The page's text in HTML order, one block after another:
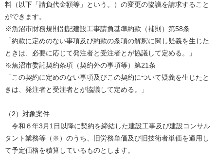
料（以下「請負代金額等」という。）の変更の協議を請求すること
ができます。
※魚沼市財務規則別記建設工事請負基準約款（補則）第58条
「約款に定めのない事項及び約款の条項の解釈に関し疑義を生じた
ときは、必要に応じて発注者と受注者とが協議して定める。」
※魚沼市委託契約条項（契約外の事項等）第21条
「この契約に定めのない事項及びこの契約について疑義を生じたと
きは、発注者と受注者とが協議して定める。」
（2）対象案件
令和６年3月1日以降に契約を締結した建設工事及び建設コンサル
タント業務等（※）のうち、旧労務単価及び旧技術者単価を適用し
て予定価格を積算しているものとします。